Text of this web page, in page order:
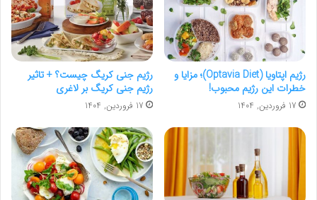
رژیم اپتاویا (Optavia Diet)؛ مزایا و
خطرات این رژیم محبوب!
17 فروردین, 1404
رژیم جنی کریگ چیست؟ + تاثیر
رژیم جنی کریگ بر لاغری
17 فروردین, 1404